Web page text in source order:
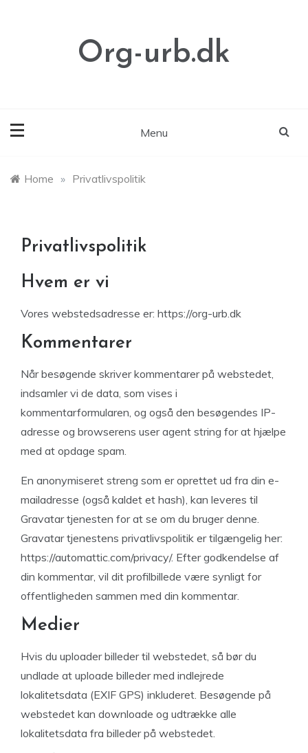
Org-urb.dk
Menu
Home » Privatlivspolitik
Privatlivspolitik
Hvem er vi
Vores webstedsadresse er: https://org-urb.dk
Kommentarer
Når besøgende skriver kommentarer på webstedet,
indsamler vi de data, som vises i
kommentarformularen, og også den besøgendes IP-
adresse og browserens user agent string for at hjælpe
med at opdage spam.
En anonymiseret streng som er oprettet ud fra din e-
mailadresse (også kaldet et hash), kan leveres til
Gravatar tjenesten for at se om du bruger denne.
Gravatar tjenestens privatlivspolitik er tilgængelig her:
https://automattic.com/privacy/. Efter godkendelse af
din kommentar, vil dit profilbillede være synligt for
offentligheden sammen med din kommentar.
Medier
Hvis du uploader billeder til webstedet, så bør du
undlade at uploade billeder med indlejrede
lokalitetsdata (EXIF GPS) inkluderet. Besøgende på
webstedet kan downloade og udtrække alle
lokalitetsdata fra billeder på webstedet.